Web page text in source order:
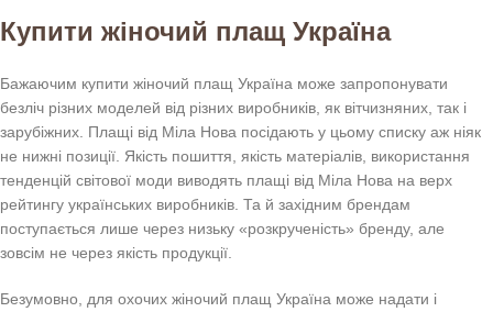
Купити жіночий плащ Україна
Бажаючим купити жіночий плащ Україна може запропонувати
безліч різних моделей від різних виробників, як вітчизняних, так і
зарубіжних. Плащі від Міла Нова посідають у цьому списку аж ніяк
не нижні позиції. Якість пошиття, якість матеріалів, використання
тенденцій світової моди виводять плащі від Міла Нова на верх
рейтингу українських виробників. Та й західним брендам
поступається лише через низьку «розкрученість» бренду, але
зовсім не через якість продукції.
Безумовно, для охочих жіночий плащ Україна може надати і